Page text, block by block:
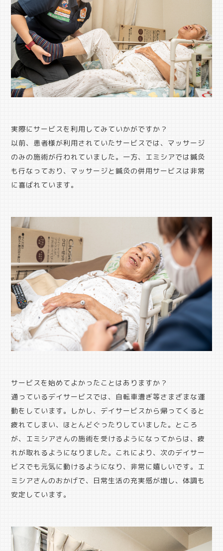
実際にサービスを利用してみていかがですか？
以前、患者様が利用されていたサービスでは、マッサージ
のみの施術が行われていました。一方、エミシアでは鍼灸
も行なっており、マッサージと鍼灸の併用サービスは非常
に喜ばれています。
サービスを始めてよかったことはありますか？
通っているデイサービスでは、自転車漕ぎ等さまざまな運
動をしています。しかし、デイサービスから帰ってくると
疲れてしまい、ほとんどぐったりしていました。ところ
が、エミシアさんの施術を受けるようになってからは、疲
れが取れるようになりました。これにより、次のデイサー
ビスでも元気に動けるようになり、非常に嬉しいです。エ
ミシアさんのおかげで、日常生活の充実感が増し、体調も
安定しています。